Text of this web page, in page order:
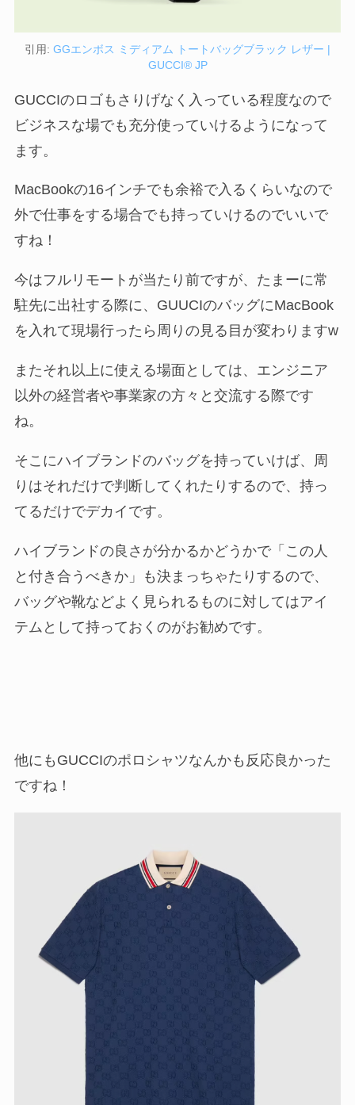
引用: GGエンボス ミディアム トートバッグブラック レザー |
GUCCI® JP
GUCCIのロゴもさりげなく入っている程度なので
ビジネスな場でも充分使っていけるようになって
ます。
MacBookの16インチでも余裕で入るくらいなので
外で仕事をする場合でも持っていけるのでいいで
すね！
今はフルリモートが当たり前ですが、たまーに常
駐先に出社する際に、GUUCIのバッグにMacBook
を入れて現場行ったら周りの見る目が変わりますw
またそれ以上に使える場面としては、エンジニア
以外の経営者や事業家の方々と交流する際です
ね。
そこにハイブランドのバッグを持っていけば、周
りはそれだけで判断してくれたりするので、持っ
てるだけでデカイです。
ハイブランドの良さが分かるかどうかで「この人
と付き合うべきか」も決まっちゃたりするので、
バッグや靴などよく見られるものに対してはアイ
テムとして持っておくのがお勧めです。
他にもGUCCIのポロシャツなんかも反応良かった
ですね！